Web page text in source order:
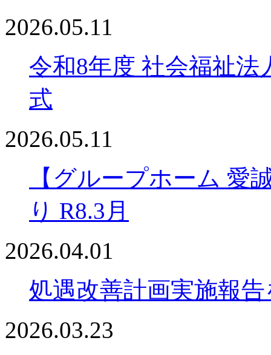
2026.05.11
令和8年度 社会福祉法
式
2026.05.11
【グループホーム 愛
り R8.3月
2026.04.01
処遇改善計画実施報
2026.03.23